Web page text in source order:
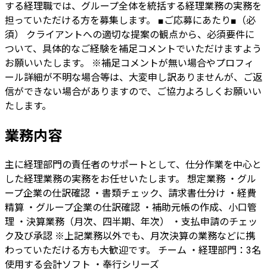
する経理職では、グループ全体を統括する経理業務の実務を
担っていただける方を募集します。 ■ご応募にあたり■（必
須） クライアントへの適切な提案の観点から、必須要件に
ついて、具体的なご経験を補足コメントでいただけますよう
お願いいたします。 ※補足コメントが無い場合やプロフィ
ール詳細が不明な場合等は、大変申し訳ありませんが、ご返
信ができない場合がありますので、ご協力よろしくお願いい
たします。
業務内容
主に経理部門の責任者のサポートとして、仕分作業を中心と
した経理業務の実務をお任せいたします。 想定業務 ・グル
ープ企業の仕訳確認 ・書類チェック、請求書仕分け ・経費
精算 ・グループ企業の仕訳確認 ・補助元帳の作成、小口管
理 ・決算業務（月次、四半期、年次） ・支払申請のチェッ
ク及び承認 ※上記業務以外でも、月次決算の業務などに携
わっていただける方も大歓迎です。 チーム ・経理部門：3名
使用する会計ソフト ・奉行シリーズ